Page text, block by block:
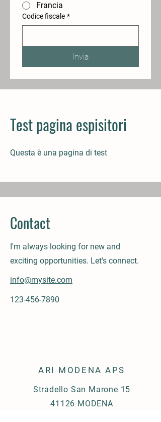
Francia
Codice fiscale *
Invia
Test pagina espisitori
Questa è una pagina di test
Contact
I'm always looking for new and
exciting opportunities. Let's connect.
info@mysite.com
123-456-7890
ARI MODENA APS
Stradello San Marone 15
41126 MODENA